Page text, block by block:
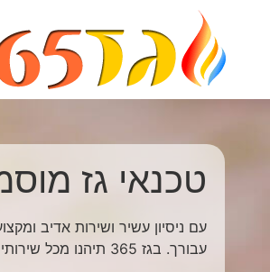
טכנאי גז
עבורך. בגז 365 תיהנו מכל שירותי הגז הביתי במקום אחד.